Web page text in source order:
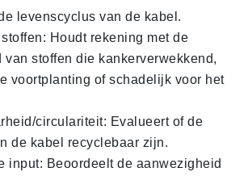
levenscyclus van de kabel.
Houdt rekening met de
van stoffen die kankerverwekkend,
voortplanting of schadelijk voor het
circulariteit: Evalueert of de
de kabel recyclebaar zijn.
input: Beoordeelt de aanwezigheid